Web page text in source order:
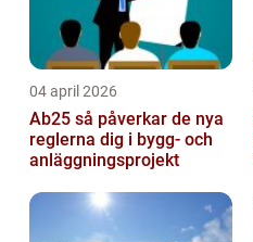
04 april 2026
Ab25 så påverkar de nya
reglerna dig i bygg- och
anläggningsprojekt